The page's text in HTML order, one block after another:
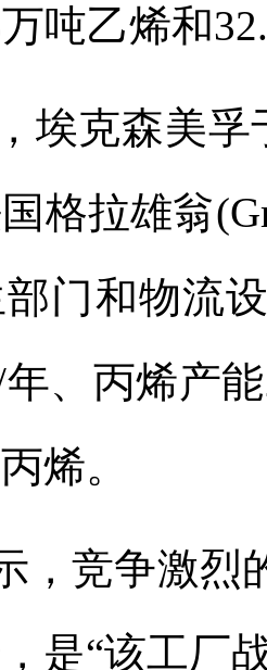
万吨乙烯和
埃克森美孚
格拉雄翁
门和物流
年、丙烯产能
烯。
，竞争激烈
是“该工厂